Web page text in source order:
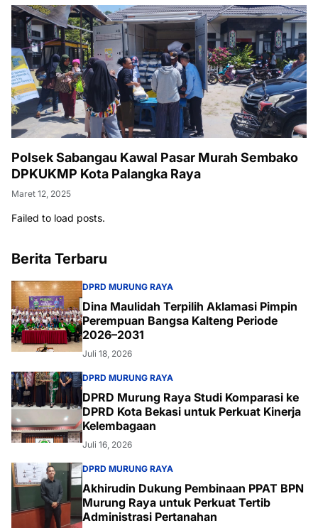
Polsek Sabangau Kawal Pasar Murah Sembako
DPKUKMP Kota Palangka Raya
Maret 12, 2025
Failed to load posts.
Berita Terbaru
DPRD MURUNG RAYA
Dina Maulidah Terpilih Aklamasi Pimpin
Perempuan Bangsa Kalteng Periode
2026–2031
Juli 18, 2026
DPRD MURUNG RAYA
DPRD Murung Raya Studi Komparasi ke
DPRD Kota Bekasi untuk Perkuat Kinerja
Kelembagaan
Juli 16, 2026
DPRD MURUNG RAYA
Akhirudin Dukung Pembinaan PPAT BPN
Murung Raya untuk Perkuat Tertib
Administrasi Pertanahan